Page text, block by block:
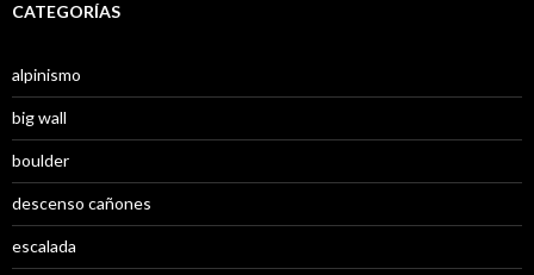
CATEGORÍAS
alpinismo
big wall
boulder
descenso cañones
escalada